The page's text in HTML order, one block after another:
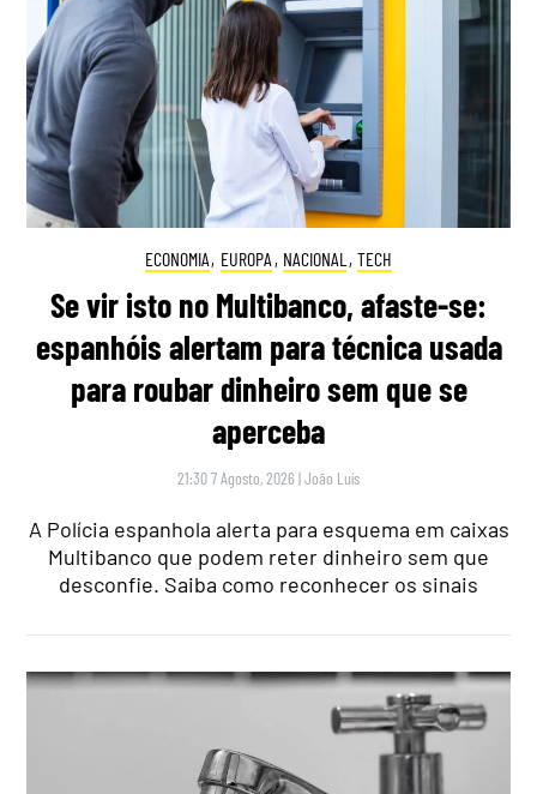
ECONOMIA, EUROPA , NACIONAL , TECH
Se vir isto no Multibanco, afaste-se:
espanhóis alertam para técnica usada
para roubar dinheiro sem que se
aperceba
21:30 7 Agosto, 2026 |João Luís
A Polícia espanhola alerta para esquema em caixas
Multibanco que podem reter dinheiro sem que
desconfie. Saiba como reconhecer os sinais